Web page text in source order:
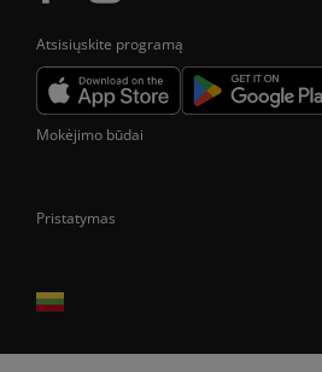
Atsisiųskite programą
Mokėjimo būdai
Pristatymas